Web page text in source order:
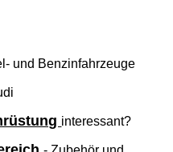
und Benzinfahrzeuge
interessant?